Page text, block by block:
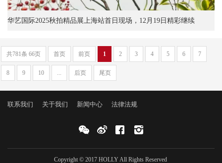
华艺国际2025秋拍精品展上海站首日现场，12月19日精彩继续
共781条 66页 首页 前页 1 2 3 4 5 6 7
8 9 10 后页 尾页
联系我们 关于我们 新闻中心 法律法规
Copyright © 2017 HOLLY All Rights Reserved